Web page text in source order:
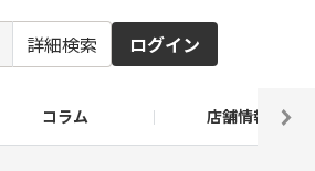
詳細検索 ログイン
コラム 店舗情報